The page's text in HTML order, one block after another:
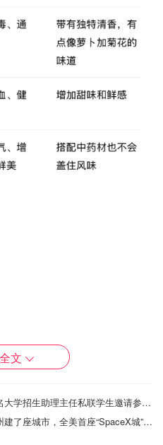
苓、砂仁根）
，喝完身上都轻盈
文
波士顿高校圈爆丑闻！知名大学招生助理主任私联学生邀请参加性派对，甚至可以付费...
美版乌托邦？马斯克在德州建了座城市，全美首座“SpaceX城”横空出世